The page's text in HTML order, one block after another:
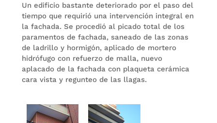
Un edificio bastante deteriorado por el paso del
tiempo que requirió una intervención integral en
la fachada. Se procedió al picado total de los
paramentos de fachada, saneado de las zonas
de ladrillo y hormigón, aplicado de mortero
hidrófugo con refuerzo de malla, nuevo
aplacado de la fachada con plaqueta cerámica
cara vista y regunteo de las llagas.